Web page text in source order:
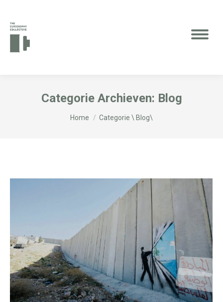
Categorie Archieven: Blog
Je bent hier:
Home Categorie \ Blog\